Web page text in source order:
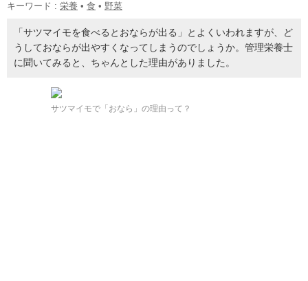
キーワード : 栄養 • 食 • 野菜
「サツマイモを食べるとおならが出る」とよくいわれますが、ど
うしておならが出やすくなってしまうのでしょうか。管理栄養士
に聞いてみると、ちゃんとした理由がありました。
サツマイモで「おなら」の理由って？